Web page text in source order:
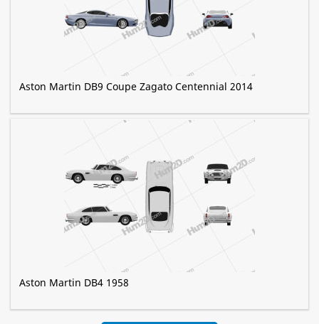
Aston Martin DB9 Coupe Zagato Centennial 2014
Aston Martin DB4 1958